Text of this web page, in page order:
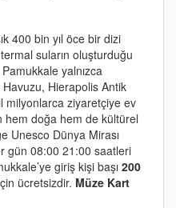
400 bin yıl öce bir dizi
suların oluşturduğu
yalnızca
Hierapolis Antik
milyonlarca ziyaretçiye ev
hem doğa hem de kültürel
Unesco Dünya Mirası
gün 08:00 21:00 saatleri
giriş kişi başı 200
ücretsizdir. Müze Kart